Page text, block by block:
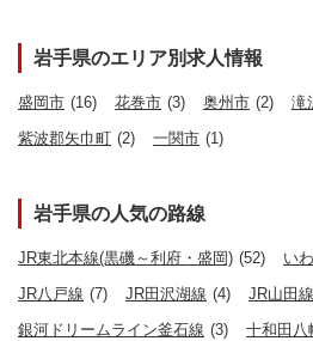
岩手県のエリア別求人情報
盛岡市 (16) 花巻市 (3) 奥州市 (2) 滝
紫波郡矢巾町 (2) 一関市 (1)
岩手県の人気の路線
JR東北本線(黒磯～利府・盛岡) (52) い
JR八戸線 (7) JR田沢湖線 (4) JR山田線
銀河ドリームライン釜石線 (3) 十和田八